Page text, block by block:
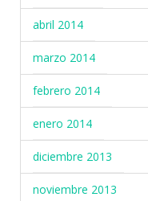
abril 2014
marzo 2014
febrero 2014
enero 2014
diciembre 2013
noviembre 2013